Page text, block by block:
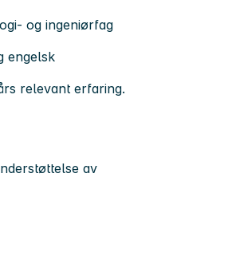
og ingeniørfag
engelsk
relevant erfaring.
av